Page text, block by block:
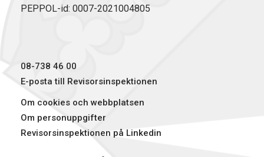
PEPPOL-id: 0007-2021004805
08-738 46 00
E-posta till Revisorsinspektionen
Om cookies och webbplatsen
Om personuppgifter
Revisorsinspektionen på Linkedin